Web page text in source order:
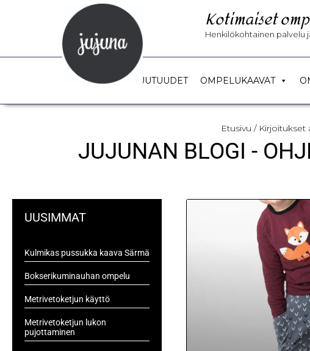
Kotimaiset
Henkilökohtainen palvelu
UUTUUDET OMPELUKAAVAT
Etusivu / Kirjoitukset
JUJUNAN BLOGI -
UUSIMMAT
Kulmikas pussukka kaava Särmä
Bokserikuminauhan ompelu
Metrivetoketjun käyttö
Metrivetoketjun lukon
pujottaminen